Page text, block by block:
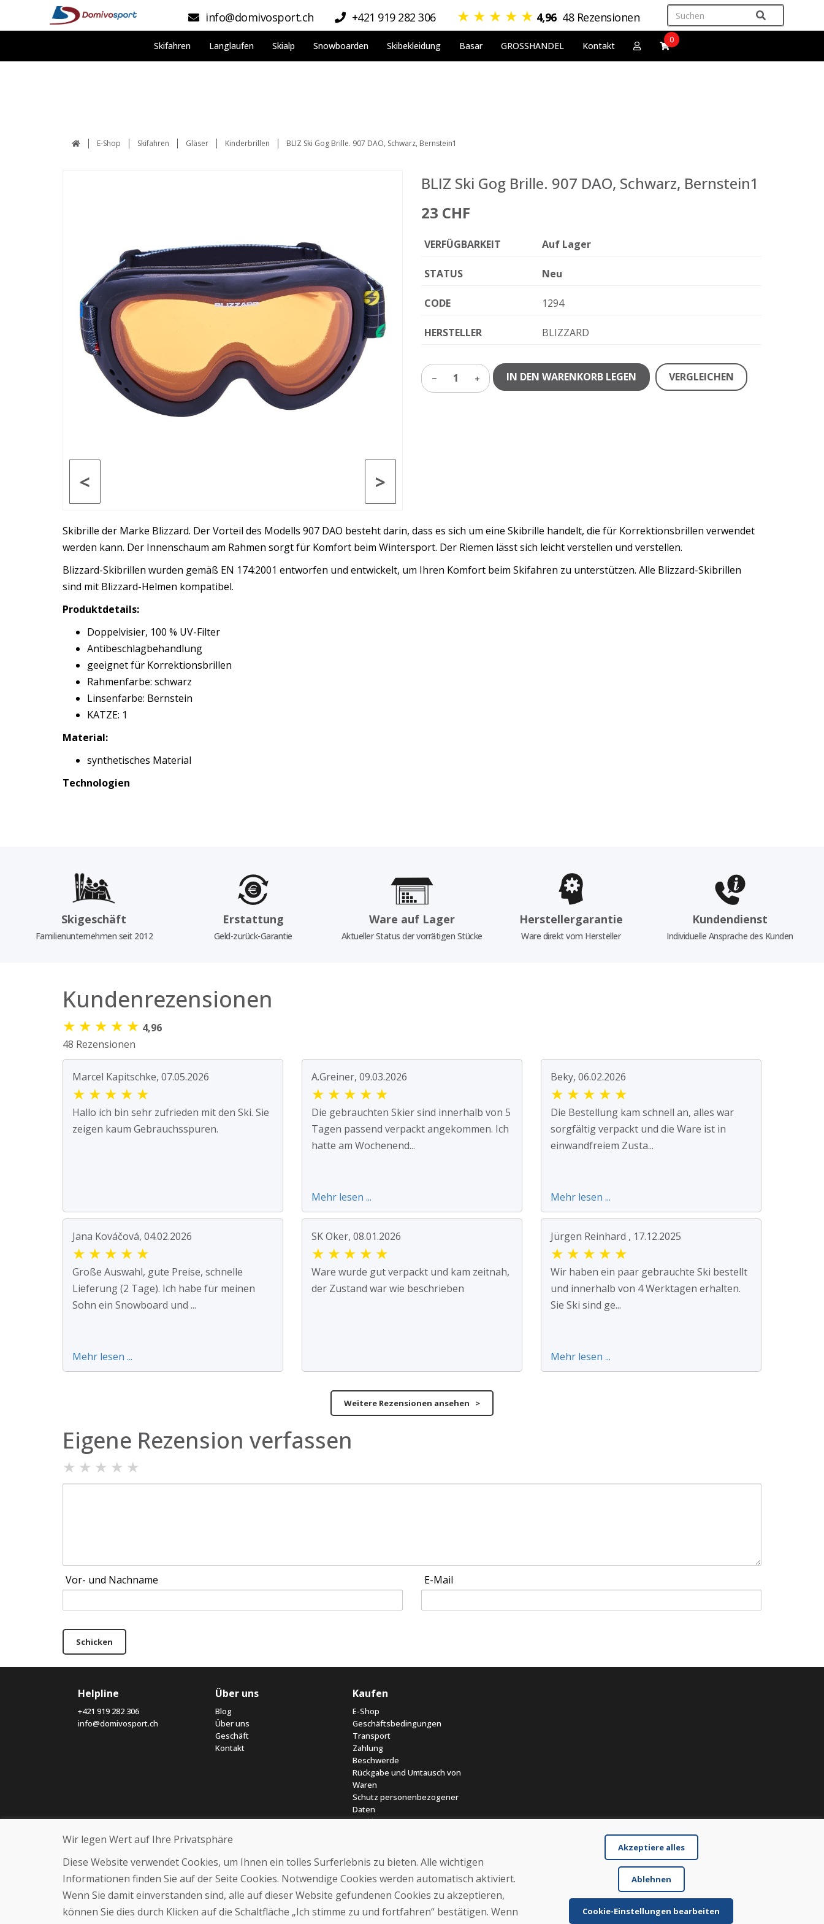
info@domivosport.ch +421 919 282 306 ★ ★ ★ ★ ★ 4,96 48 Rezensionen
Skifahren Langlaufen Skialp Snowboarden Skibekleidung Basar GROSSHANDEL Kontakt
0
E-Shop Skifahren Gläser Kinderbrillen BLIZ Ski Gog Brille. 907 DAO, Schwarz, Bernstein1
>
<
BLIZ Ski Gog Brille. 907 DAO, Schwarz, Bernstein1
23 CHF
VERFÜGBARKEIT Auf Lager
STATUS Neu
CODE 1294
HERSTELLER BLIZZARD
1 IN DEN WARENKORB LEGEN VERGLEICHEN
Skibrille der Marke Blizzard. Der Vorteil des Modells 907 DAO besteht darin, dass es sich um eine Skibrille handelt, die für Korrektionsbrillen verwendet
werden kann. Der Innenschaum am Rahmen sorgt für Komfort beim Wintersport. Der Riemen lässt sich leicht verstellen und verstellen.
Blizzard-Skibrillen wurden gemäß EN 174:2001 entworfen und entwickelt, um Ihren Komfort beim Skifahren zu unterstützen. Alle Blizzard-Skibrillen
sind mit Blizzard-Helmen kompatibel.
Produktdetails:
Doppelvisier, 100 % UV-Filter
Antibeschlagbehandlung
geeignet für Korrektionsbrillen
Rahmenfarbe: schwarz
Linsenfarbe: Bernstein
KATZE: 1
Material:
synthetisches Material
Technologien
Skigeschäft
Familienunternehmen seit 2012
Erstattung
Geld-zurück-Garantie
Ware auf Lager
Aktueller Status der vorrätigen Stücke
Herstellergarantie
Ware direkt vom Hersteller
Kundendienst
Individuelle Ansprache des Kunden
Kundenrezensionen
★ ★ ★ ★ ★ 4,96
48 Rezensionen
Marcel Kapitschke, 07.05.2026
★ ★ ★ ★ ★
Hallo ich bin sehr zufrieden mit den Ski. Sie
zeigen kaum Gebrauchsspuren.
A.Greiner, 09.03.2026
★ ★ ★ ★ ★
Die gebrauchten Skier sind innerhalb von 5
Tagen passend verpackt angekommen. Ich
hatte am Wochenend...
Mehr lesen ...
Beky, 06.02.2026
★ ★ ★ ★ ★
Die Bestellung kam schnell an, alles war
sorgfältig verpackt und die Ware ist in
einwandfreiem Zusta...
Mehr lesen ...
Jana Kováčová, 04.02.2026
★ ★ ★ ★ ★
Große Auswahl, gute Preise, schnelle
Lieferung (2 Tage). Ich habe für meinen
Sohn ein Snowboard und ...
Mehr lesen ...
SK Oker, 08.01.2026
★ ★ ★ ★ ★
Ware wurde gut verpackt und kam zeitnah,
der Zustand war wie beschrieben
Jürgen Reinhard , 17.12.2025
★ ★ ★ ★ ★
Wir haben ein paar gebrauchte Ski bestellt
und innerhalb von 4 Werktagen erhalten.
Sie Ski sind ge...
Mehr lesen ...
Weitere Rezensionen ansehen >
Eigene Rezension verfassen
★ ★ ★ ★ ★
Vor- und Nachname E-Mail
Schicken
Helpline
+421 919 282 306
info@domivosport.ch
Über uns
Blog
Über uns
Geschäft
Kontakt
Kaufen
E-Shop
Geschäftsbedingungen
Transport
Zahlung
Beschwerde
Rückgabe und Umtausch von
Waren
Schutz personenbezogener
Daten
Cookies
Wir legen Wert auf Ihre Privatsphäre
Diese Website verwendet Cookies, um Ihnen ein tolles Surferlebnis zu bieten. Alle wichtigen
Informationen finden Sie auf der Seite Cookies. Notwendige Cookies werden automatisch aktiviert.
Wenn Sie damit einverstanden sind, alle auf dieser Website gefundenen Cookies zu akzeptieren,
können Sie dies durch Klicken auf die Schaltfläche „Ich stimme zu und fortfahren“ bestätigen. Wenn
Akzeptiere alles
Ablehnen
Cookie-Einstellungen bearbeiten